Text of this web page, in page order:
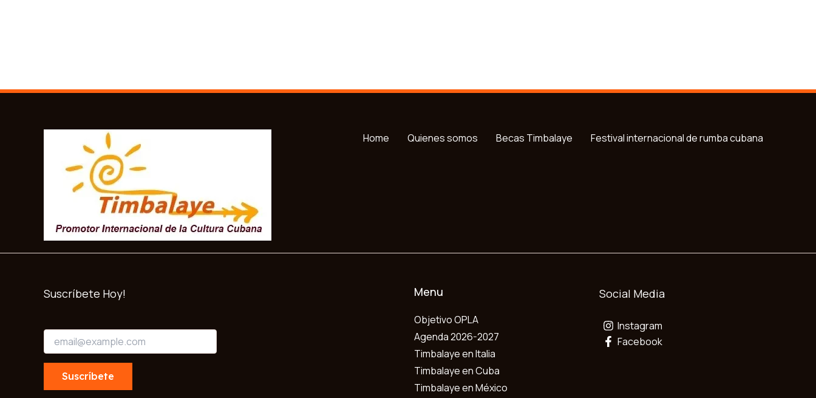
Home Quienes somos Becas Timbalaye Festival internacional de rumba cubana
Suscríbete Hoy!
m
a
E
Suscríbete
Menu
Objetivo OPLA
Agenda 2026-2027
Timbalaye en Italia
Timbalaye en Cuba
Timbalaye en México
Social Media
Instagram
Facebook